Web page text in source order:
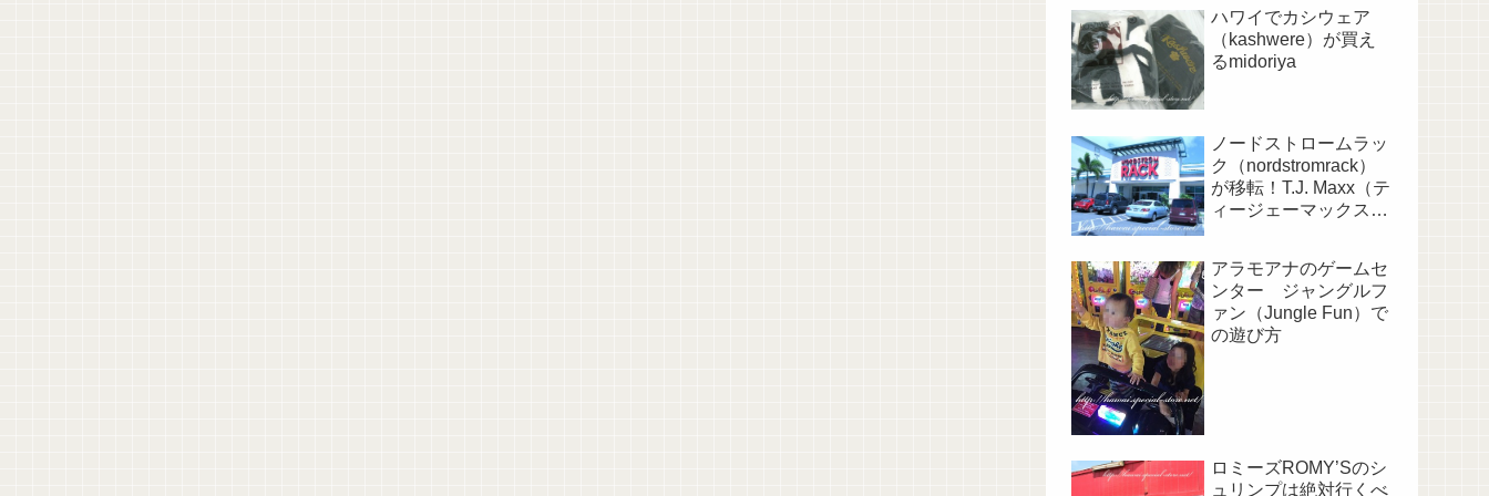
ハワイでカシウェア
（kashwere）が買え
るmidoriya
ノードストロームラッ
ク（nordstromrack）
が移転！T.J. Maxx（テ
ィージェーマックス）
アラモアナのゲームセ
ンター ジャングルフ
ァン（Jungle Fun）で
の遊び方
ロミーズROMY’Sのシ
ュリンプは絶対行くべ